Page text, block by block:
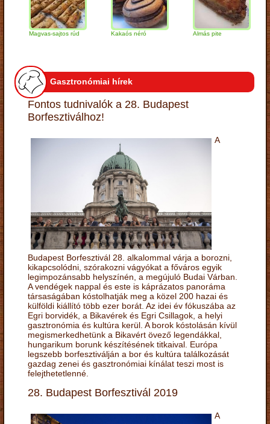
Magvas-sajtos rúd Kakaós néró Almás pite
Gasztronómiai hírek
Fontos tudnivalók a 28. Budapest
Borfesztiválhoz!
A
Budapest Borfesztivál 28. alkalommal várja a borozni,
kikapcsolódni, szórakozni vágyókat a főváros egyik
legimpozánsabb helyszínén, a megújuló Budai Várban.
A vendégek nappal és este is káprázatos panoráma
társaságában kóstolhatják meg a közel 200 hazai és
külföldi kiállító több ezer borát. Az idei év fókuszába az
Egri borvidék, a Bikavérek és Egri Csillagok, a helyi
gasztronómia és kultúra kerül. A borok kóstolásán kívül
megismerkedhetünk a Bikavért övező legendákkal,
hungarikum borunk készítésének titkaival. Európa
legszebb borfesztiválján a bor és kultúra találkozását
gazdag zenei és gasztronómiai kínálat teszi most is
felejthetetlenné.
28. Budapest Borfesztivál 2019
A